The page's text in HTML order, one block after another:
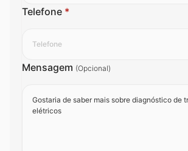
Telefone *
Mensagem (Opcional)